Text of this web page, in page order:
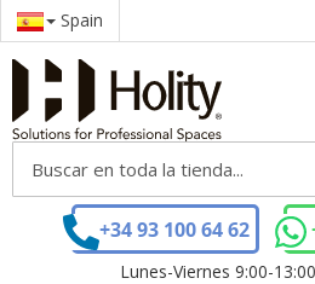
Spain
+34 93 100 64 62
Lunes-Viernes 9:00-